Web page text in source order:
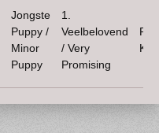
Jongste
Puppy /
Minor
Puppy
1.
Veelbelovend
/ Very
Promising
R.